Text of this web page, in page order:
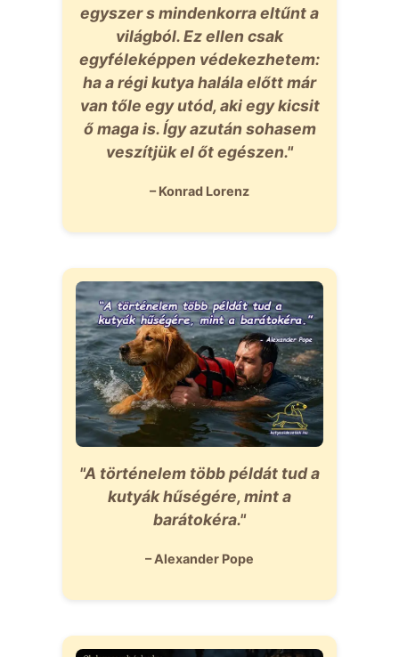
egyszer s mindenkorra eltűnt a
világból. Ez ellen csak
egyféleképpen védekezhetem:
ha a régi kutya halála előtt már
van tőle egy utód, aki egy kicsit
ő maga is. Így azután sohasem
veszítjük el őt egészen."
– Konrad Lorenz
"A történelem több példát tud a
kutyák hűségére, mint a
barátokéra."
– Alexander Pope